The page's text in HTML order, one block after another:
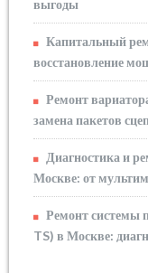
выгоды
Капитальный
восстановление
Ремонт
замена пакетов
Диагностика и
Москве: от
Ремонт системы
TS) в Москве: